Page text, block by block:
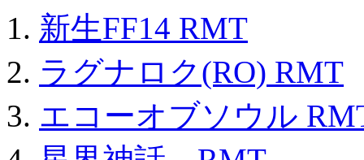
新生FF14 RMT
ラグナロク(RO) RMT
エコーオブソウル